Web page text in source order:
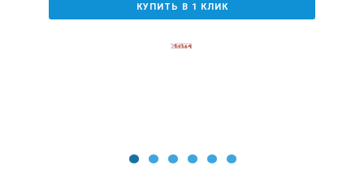
КУПИТЬ В 1 КЛИК